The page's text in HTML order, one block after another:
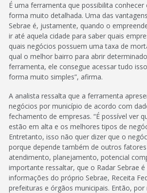
É uma ferramenta que possibilita conhecer
forma muito detalhada. Uma das
Sebrae é, justamente, quando o
ir até aquela cidade para saber quais
quais negócios possuem uma taxa de
qual o melhor bairro para abrir
ferramenta, ele consegue acessar tudo
forma muito simples”, afirma.
A analista ressalta que a ferramenta
negócios por município de acordo com
fechamento de empresas. “É possível ver
estão em alta e os melhores tipos de
Entretanto, isso não quer dizer que o
porque depende também de outros
atendimento, planejamento, potencial
importante ressaltar, que o Radar Sebrae é
informações do próprio Sebrae, Receita
prefeituras e órgãos municipais. Então,